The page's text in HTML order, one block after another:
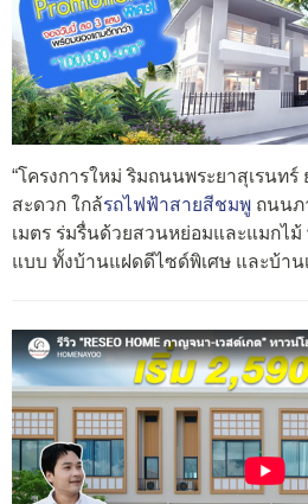
“โครงการใหม่ ริมถนนพระยาสุเรนท
สะดวก ใกล้รถไฟฟ้าสายสีชมพู ถนนภ
เมตร ร่มรื่นด้วยสวนหย่อมและแมกไ
แบบ ทั้งบ้านแฝดดีไซด์พิเศษ และบ้าน